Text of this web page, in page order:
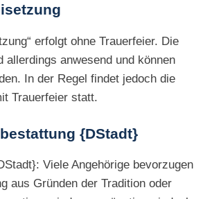
erfolgt ohne Trauerfeier. Die
allerdings anwesend und können
In der Regel findet jedoch die
Trauerfeier statt.
{DStadt}
Viele Angehörige bevorzugen
aus Gründen der Tradition oder